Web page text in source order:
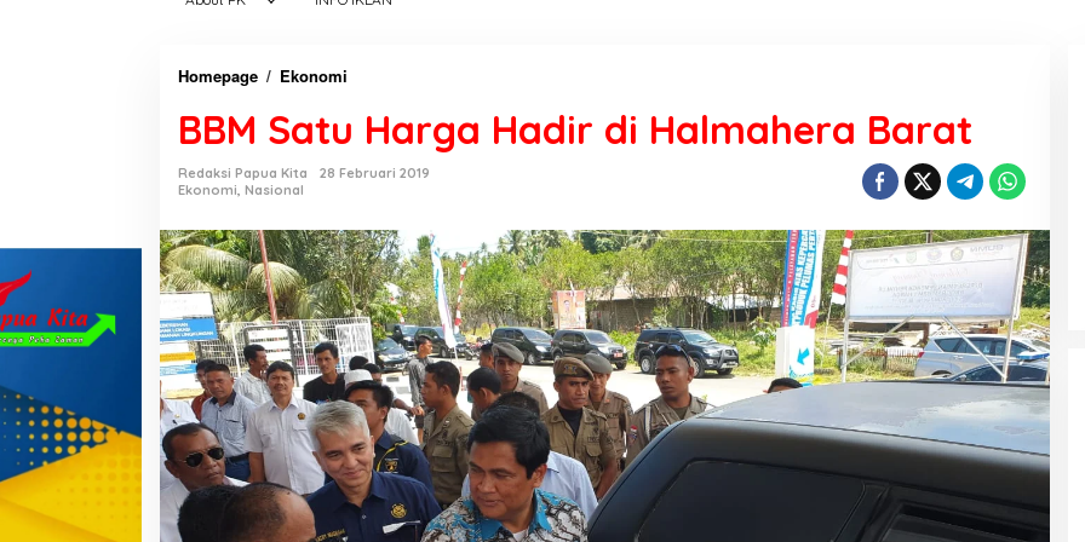
Homepage / Ekonomi
M
a
u
H
a
r
g
a
H
a
d
i
r
BBM Satu Harga Hadir di Halmahera Barat
Redaksi Papua Kita
28 Februari 2019
Ekonomi, Nasional
Rp16.300 di wilayah Papua Maluku
Di Ekonomi | 1 Agustus 2026